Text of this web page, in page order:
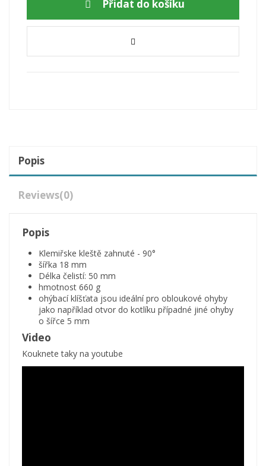
Přidat do košíku
Popis
Reviews(0)
Popis
Klemiřske kleště zahnuté - 90°
šířka 18 mm
Délka čelistí: 50 mm
hmotnost 660 g
ohýbací klíšťata jsou ideální pro obloukové ohyby
jako například otvor do kotlíku případné jiné ohyby
o šířce 5 mm
Video
Kouknete taky na youtube